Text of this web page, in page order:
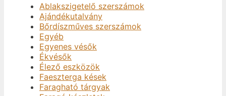
Ablakszigetelő szerszámok
Ajándékutalvány
Bőrdíszműves szerszámok
Egyéb
Egyenes vésők
Ékvésők
Élező eszközök
Faeszterga kések
Faragható tárgyak